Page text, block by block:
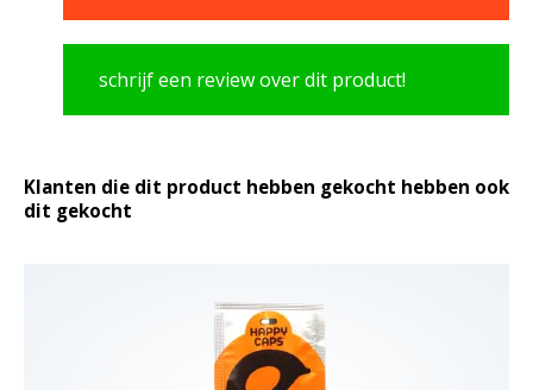
schrijf een review over dit product!
Klanten die dit product hebben gekocht hebben ook
dit gekocht